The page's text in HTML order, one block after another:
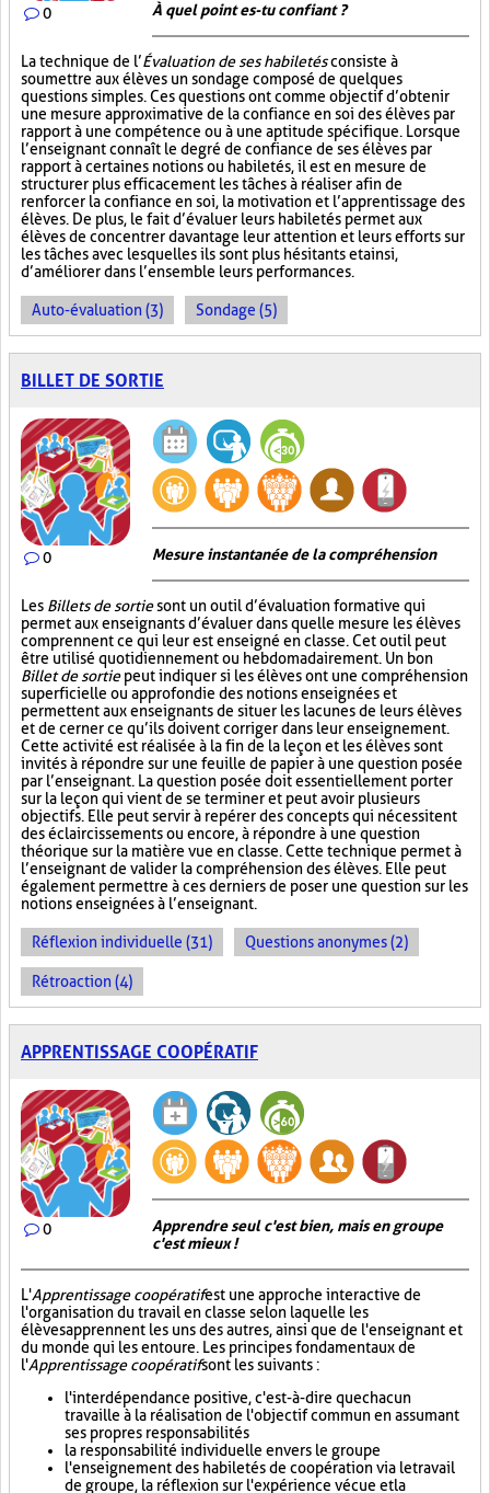
0 À quel point es-tu confiant ?
La technique de l’Évaluation de ses habiletésconsiste à
soumettre aux élèves un sondage composé de quelques
questions simples. Ces questions ont comme objectif d’obtenir
une mesure approximative de la confiance en soi des élèves par
rapport à une compétence ou à une aptitude spécifique. Lorsque
l’enseignant connaît le degré de confiance de ses élèves par
rapport à certaines notions ou habiletés, il est en mesure de
structurer plus efficacement les tâches à réaliser afin de
renforcer la confiance en soi, la motivation et l’apprentissage des
élèves. De plus, le fait d’évaluer leurs habiletés permet aux
élèves de concentrer davantage leur attention et leurs efforts sur
les tâches avec lesquelles ils sont plus hésitants et ainsi,
d’améliorer dans l’ensemble leurs performances.
Auto-évaluation (3) Sondage (5)
BILLET DE SORTIE
0 Mesure instantanée de la compréhension
Les Billets de sortiesont un outil d’évaluation formative qui
permet aux enseignants d’évaluer dans quelle mesure les élèves
comprennent ce qui leur est enseigné en classe. Cet outil peut
être utilisé quotidiennement ou hebdomadairement. Un bon
Billet de sortiepeut indiquer si les élèves ont une compréhension
superficielle ou approfondie des notions enseignées et
permettent aux enseignants de situer les lacunes de leurs élèves
et de cerner ce qu’ils doivent corriger dans leur enseignement.
Cette activité est réalisée à la fin de la leçon et les élèves sont
invités à répondre sur une feuille de papier à une question posée
par l’enseignant. La question posée doit essentiellement porter
sur la leçon qui vient de se terminer et peut avoir plusieurs
objectifs. Elle peut servir à repérer des concepts qui nécessitent
des éclaircissements ou encore, à répondre à une question
théorique sur la matière vue en classe. Cette technique permet à
l’enseignant de valider la compréhension des élèves. Elle peut
également permettre à ces derniers de poser une question sur les
notions enseignées à l’enseignant.
Réflexion individuelle (31) Questions anonymes (2)
Rétroaction (4)
APPRENTISSAGE COOPÉRATIF
0
Apprendre seul c'est bien, mais en groupe
c'est mieux !
L'Apprentissage coopératifest une approche interactive de
l'organisation du travail en classe selon laquelle les
élèves apprennent les uns des autres, ainsi que de l'enseignant et
du monde qui les entoure. Les principes fondamentaux de
l'Apprentissage coopératifsont les suivants :
l'interdépendance positive, c'est-à-dire que chacun
travaille à la réalisation de l'objectif commun en assumant
ses propres responsabilités
la responsabilité individuelle envers le groupe
l'enseignement des habiletés de coopération via le travail
de groupe, la réflexion sur l'expérience vécue et la